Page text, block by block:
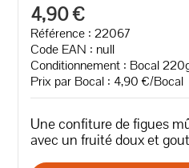
4,90 €
Référence : 22067
Code EAN : null
Conditionnement : Bocal
Prix par Bocal : 4,90 €/Bocal
Une confiture de figues
avec un fruité doux et